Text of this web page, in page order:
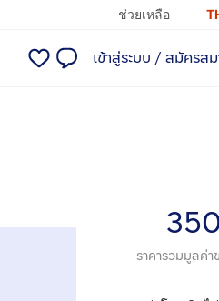
ช่วยเหลือ
เข้าสู่ระบบ / สมัครส
ราคารวมมูลค่